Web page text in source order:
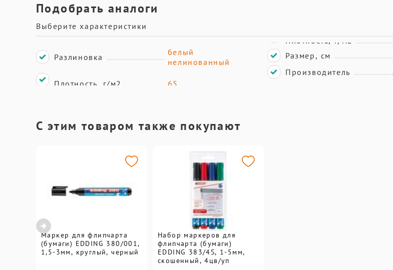
Подобрать аналоги
Выберите характеристики
Разлиновка
белый
нелинованный
Плотность, г/м2 65
Размер, см
Производитель
С этим товаром также покупают
Маркер для флипчарта
(бумаги) EDDING 380/001,
1,5-3мм, круглый, черный
Набор маркеров для
флипчарта (бумаги)
EDDING 383/4S, 1-5мм,
скошенный, 4цв/уп